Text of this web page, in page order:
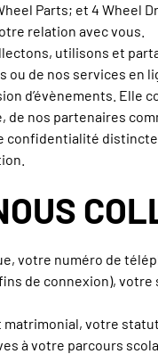
Parts; et 4 Wheel
relation avec vous.
utilisons et
de nos services en
d’évènements. Elle
nos partenaires
confidentialité
votre numéro de
de connexion),
votre
à votre parcours